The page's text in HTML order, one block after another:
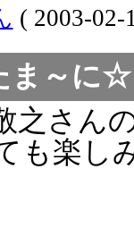
( 2003-02-
ま～に
之さん
も楽し